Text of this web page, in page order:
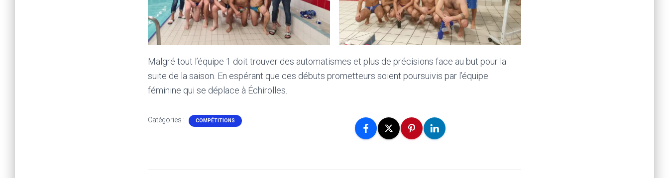
Malgré tout l’équipe 1 doit trouver des automatismes et plus de précisions face au but pour la
suite de la saison. En espérant que ces débuts prometteurs soient poursuivis par l’équipe
féminine qui se déplace à Échirolles.
Catégories : COMPÉTITIONS